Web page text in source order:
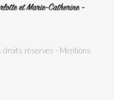
réservés - Mentions